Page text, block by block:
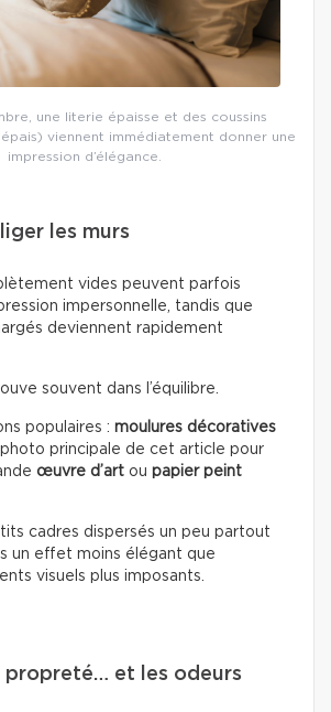
une literie épaisse et des coussins
viennent immédiatement donner une
impression d’élégance.
les murs
vides peuvent parfois
impersonnelle, tandis que
deviennent rapidement
souvent dans l’équilibre.
populaires : moulures décoratives
principale de cet article pour
œuvre d’art ou papier peint
cadres dispersés un peu partout
un effet moins élégant que
visuels plus imposants.
propreté… et les odeurs